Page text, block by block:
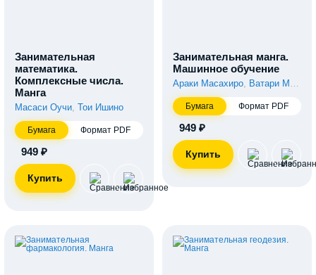
Занимательная
математика.
Комплексные числа.
Манга
Масаси Оучи Тои Ишино
Бумага Формат PDF
949 ₽
Занимательная манга.
Машинное обучение
Араки Масахиро Ватари Макана
Бумага Формат PDF
949 ₽